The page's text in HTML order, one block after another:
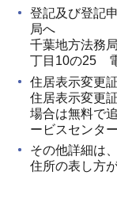
登記及び登記
局へ
千葉地方法務
丁目10の25
住居表示変更
住居表示変更
場合は無料で
ービスセンタ
その他詳細は
住所の表し方